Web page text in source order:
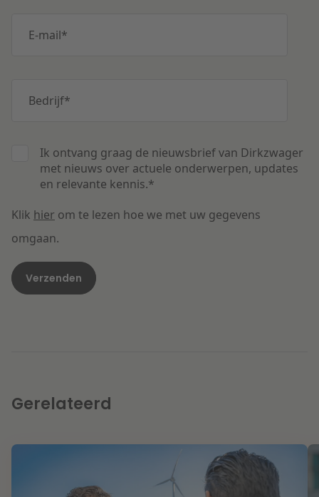
E-mail*
Bedrijf*
Ik ontvang graag de nieuwsbrief van Dirkzwager
met nieuws over actuele onderwerpen, updates
en relevante kennis.*
Klik hier om te lezen hoe we met uw gegevens
omgaan.
Gerelateerd